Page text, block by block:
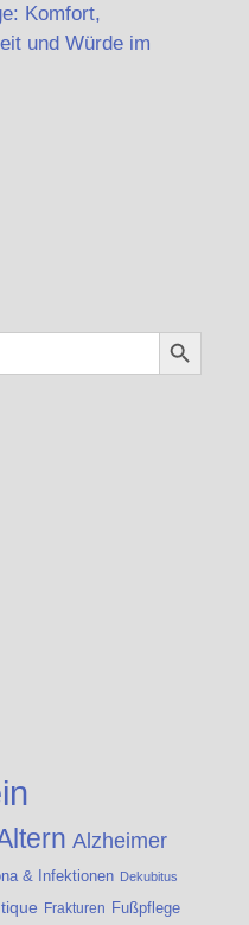
Komfort,
und Würde im
Search Button
Alzheimer
& Infektionen Dekubitus
Frakturen Fußpflege